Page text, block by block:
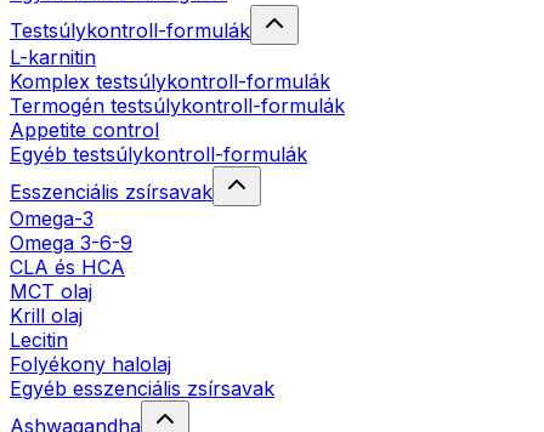
Testsúlykontroll-formulák
L-karnitin
Komplex testsúlykontroll-formulák
Termogén testsúlykontroll-formulák
Appetite control
Egyéb testsúlykontroll-formulák
Esszenciális zsírsavak
Omega-3
Omega 3-6-9
CLA és HCA
MCT olaj
Krill olaj
Lecitin
Folyékony halolaj
Egyéb esszenciális zsírsavak
Ashwagandha